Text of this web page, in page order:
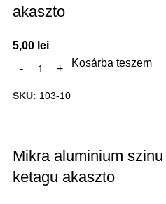
akaszto
5,00 lei
Kosárba teszem
SKU: 103-10
Mikra aluminium szinu
ketagu akaszto